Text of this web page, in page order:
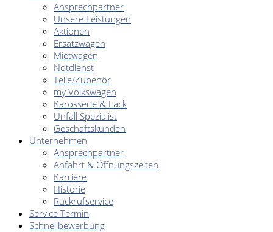
Ansprechpartner
Unsere Leistungen
Aktionen
Ersatzwagen
Mietwagen
Notdienst
Teile/Zubehör
my Volkswagen
Karosserie & Lack
Unfall Spezialist
Geschäftskunden
Unternehmen
Ansprechpartner
Anfahrt & Öffnungszeiten
Karriere
Historie
Rückrufservice
Service Termin
Schnellbewerbung